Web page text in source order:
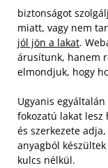
biztonságot
miatt, vagy nem
jól jön a lakat.
árusítunk, hanem
elmondjuk, hogy
Ugyanis
fokozatú lakat lesz
és szerkezete
anyagból
kulcs nélkül.